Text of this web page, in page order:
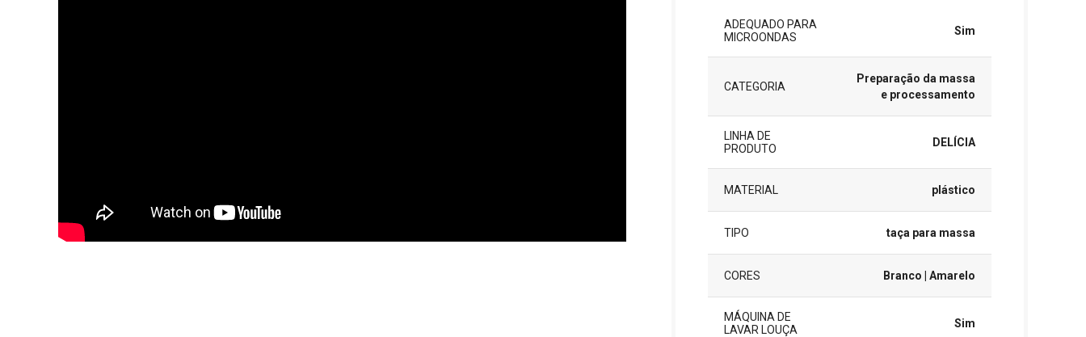
ADEQUADO PARA
MICROONDAS
Sim
CATEGORIA
Preparação da massa
e processamento
LINHA DE
PRODUTO
DELÍCIA
MATERIAL plástico
TIPO taça para massa
CORES Branco | Amarelo
MÁQUINA DE
LAVAR LOUÇA
Sim